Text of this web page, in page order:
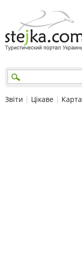
Звіти | Цікаве | Карта